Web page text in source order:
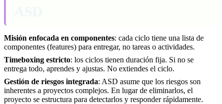
Misión enfocada en componentes: cada ciclo tiene una lista de
componentes (features) para entregar, no tareas o actividades.
Timeboxing estricto: los ciclos tienen duración fija. Si no se
entrega todo, aprendes y ajustas. No extiendes el ciclo.
Gestión de riesgos integrada: ASD asume que los riesgos son
inherentes a proyectos complejos. En lugar de eliminarlos, el
proyecto se estructura para detectarlos y responder rápidamente.